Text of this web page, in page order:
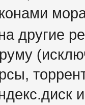
другие